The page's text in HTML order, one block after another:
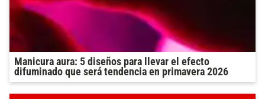
Manicura aura: 5 diseños para llevar el efecto
difuminado que será tendencia en primavera 2026